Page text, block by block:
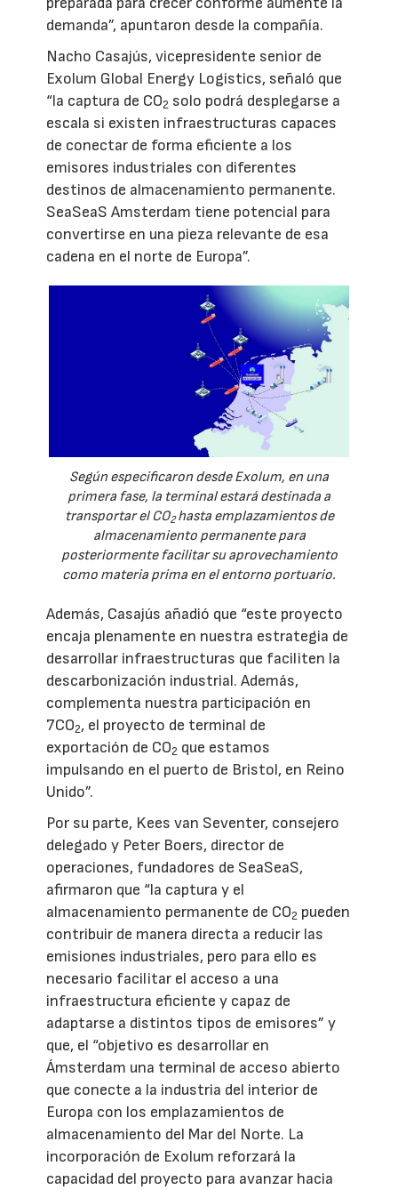
demanda”, apuntaron desde la compañía.
Nacho Casajús, vicepresidente senior de
Exolum Global Energy Logistics, señaló que
“la captura de CO2 solo podrá desplegarse a
escala si existen infraestructuras capaces
de conectar de forma eficiente a los
emisores industriales con diferentes
destinos de almacenamiento permanente.
SeaSeaS Amsterdam tiene potencial para
convertirse en una pieza relevante de esa
cadena en el norte de Europa”.
Según especificaron desde Exolum, en una
primera fase, la terminal estará destinada a
transportar el CO2hasta emplazamientos de
almacenamiento permanente para
posteriormente facilitar su aprovechamiento
como materia prima en el entorno portuario.
Además, Casajús añadió que “este proyecto
encaja plenamente en nuestra estrategia de
desarrollar infraestructuras que faciliten la
descarbonización industrial. Además,
complementa nuestra participación en
7CO2, el proyecto de terminal de
exportación de CO2 que estamos
impulsando en el puerto de Bristol, en Reino
Unido”.
Por su parte, Kees van Seventer, consejero
delegado y Peter Boers, director de
operaciones, fundadores de SeaSeaS,
afirmaron que “la captura y el
almacenamiento permanente de CO2 pueden
contribuir de manera directa a reducir las
emisiones industriales, pero para ello es
necesario facilitar el acceso a una
infraestructura eficiente y capaz de
adaptarse a distintos tipos de emisores” y
que, el “objetivo es desarrollar en
Ámsterdam una terminal de acceso abierto
que conecte a la industria del interior de
Europa con los emplazamientos de
almacenamiento del Mar del Norte. La
incorporación de Exolum reforzará la
capacidad del proyecto para avanzar hacia